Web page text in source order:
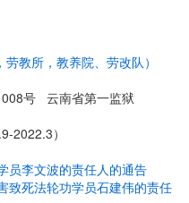
教所，教养院、劳改队）
号 云南省第一监狱
2022.3）
员李文波的责任人的通告
致死法轮功学员石建伟的责任